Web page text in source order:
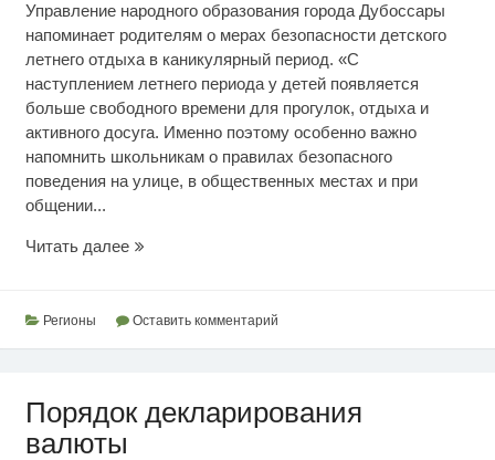
Управление народного образования города Дубоссары
напоминает родителям о мерах безопасности детского
летнего отдыха в каникулярный период. «С
наступлением летнего периода у детей появляется
больше свободного времени для прогулок, отдыха и
активного досуга. Именно поэтому особенно важно
напомнить школьникам о правилах безопасного
поведения на улице, в общественных местах и при
общении...
Читать далееОрганизация
Регионы Оставить комментарий
Порядок декларирования
валюты